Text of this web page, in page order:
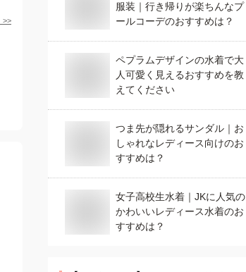
>>
服装｜行き帰りが楽ちんなプ
ールコーデのおすすめは？
ペプラムデザインの水着で大
人可愛く見えるおすすめを教
えてください
つま先が隠れるサンダル｜お
しゃれなレディース向けのお
すすめは？
女子高校生水着｜JKに人気の
かわいいレディース水着のお
すすめは？